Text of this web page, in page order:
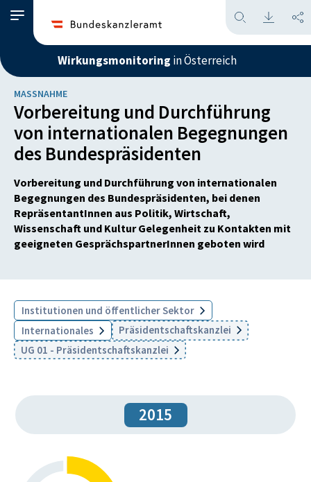
Wirkungsmonitoring in Österreich
MASSNAHME
Vorbereitung und Durchführung
von internationalen Begegnungen
des Bundespräsidenten
Vorbereitung und Durchführung von internationalen
Begegnungen des Bundespräsidenten, bei denen
RepräsentantInnen aus Politik, Wirtschaft,
Wissenschaft und Kultur Gelegenheit zu Kontakten mit
geeigneten GesprächspartnerInnen geboten wird
Institutionen und öffentlicher Sektor
Internationales
Präsidentschaftskanzlei
UG 01 - Präsidentschaftskanzlei
2015